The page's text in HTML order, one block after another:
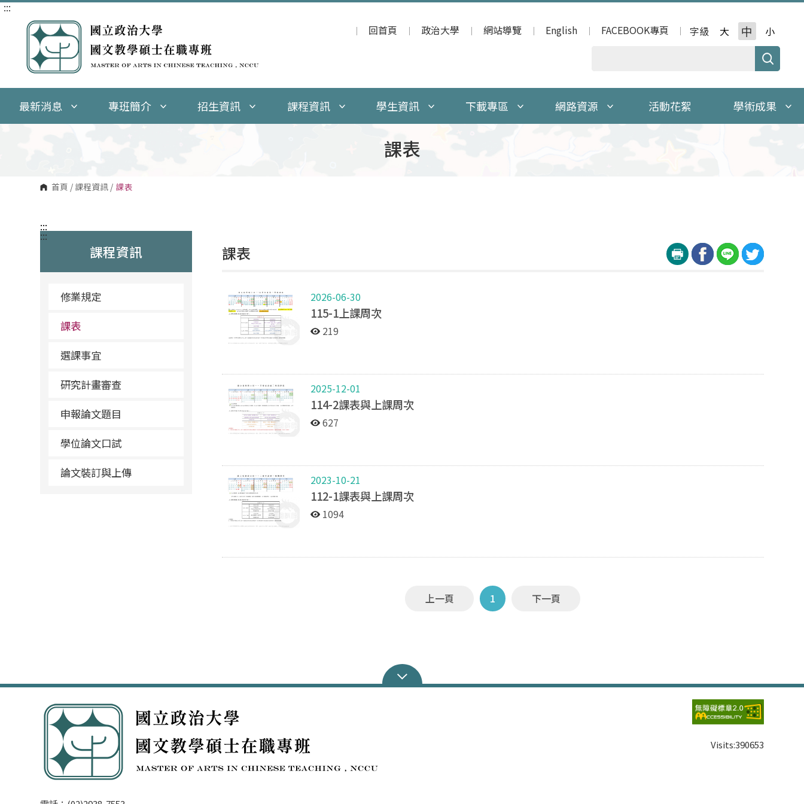
跳
:::
回首頁
政治大學 網站導覽 English FACEBOOK專頁 字級 大 中 小
最新消息 專班簡介 招生資訊 課程資訊 學生資訊 下載專區 網路資源 活動花絮 學術成果
課表
首頁 / 課程資訊 / 課表
:::
課程資訊
修業規定
課表
選課事宜
研究計畫審查
申報論文題目
學位論文口試
論文裝訂與上傳
:::
課表
2026-06-30
115-1上課周次
219
2025-12-01
114-2課表與上課周次
627
2023-10-21
112-1課表與上課周次
1094
上一頁 1 下一頁
Visits:390653